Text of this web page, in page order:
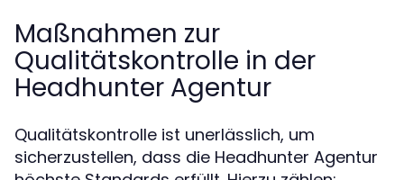
Maßnahmen zur
Qualitätskontrolle in der
Headhunter Agentur
Qualitätskontrolle ist unerlässlich, um
sicherzustellen, dass die Headhunter Agentur